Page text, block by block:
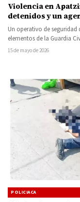
Violencia en
detenidos y un
Un operativo de
elementos de la Guardia
15 de mayo de 2026
POLICIACA